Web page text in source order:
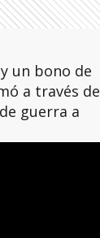
un bono de
a través de
guerra a